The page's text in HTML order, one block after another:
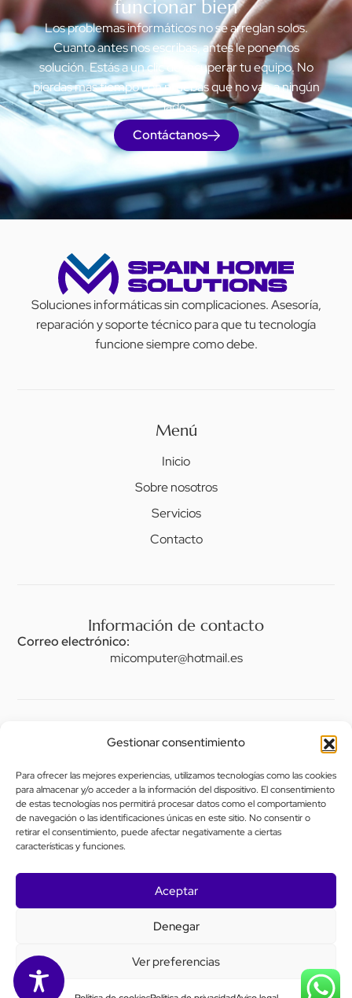
Gestionar consentimiento
Para ofrecer las mejores experiencias, utilizamos tecnologías como las cookies
para almacenar y/o acceder a la información del dispositivo. El consentimiento
de estas tecnologías nos permitirá procesar datos como el comportamiento
de navegación o las identificaciones únicas en este sitio. No consentir o
retirar el consentimiento, puede afectar negativamente a ciertas
características y funciones.
Aceptar
Denegar
Ver preferencias
funcionar bien
Los problemas informáticos no se arreglan solos.
Cuanto antes nos escribas, antes le ponemos
solución. Estás a un clic de recuperar tu equipo. No
pierdas más tiempo con pruebas que no van a ningún
lado.
Contáctanos
Soluciones informáticas sin complicaciones. Asesoría,
reparación y soporte técnico para que tu tecnología
funcione siempre como debe.
Menú
Inicio
Sobre nosotros
Servicios
Contacto
Información de contacto
Correo electrónico:
micomputer@hotmail.es
Política de privacidad
Política de cookies (UE)
Política de envíos y devoluciones
Accesibilidad